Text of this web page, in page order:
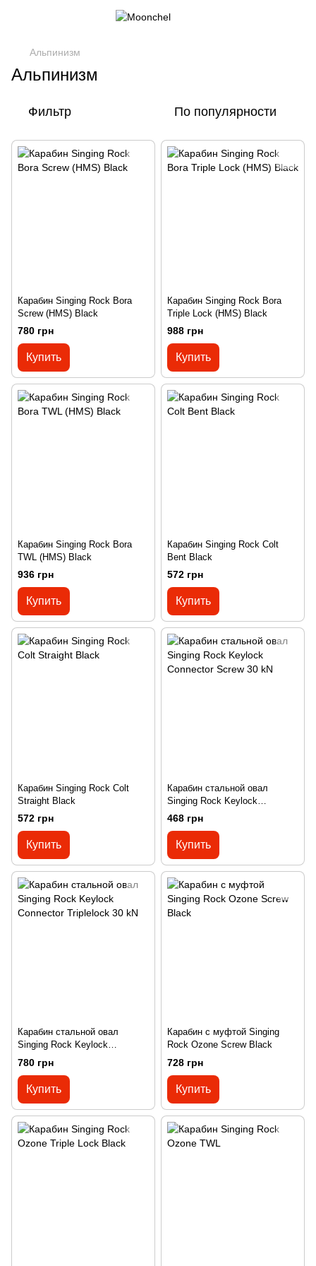
Альпинизм
Альпинизм
Фильтр По популярности
Карабин Singing Rock Bora
Screw (HMS) Black
780 грн
Купить
Карабин Singing Rock Bora
Triple Lock (HMS) Black
988 грн
Купить
Карабин Singing Rock Bora
TWL (HMS) Black
936 грн
Купить
Карабин Singing Rock Colt
Bent Black
572 грн
Купить
Карабин Singing Rock Colt
Straight Black
572 грн
Купить
Карабин стальной овал
Singing Rock Keylock
Connector Screw 30 kN
468 грн
Купить
Карабин стальной овал
Singing Rock Keylock
Connector Triplelock 30 kN
780 грн
Купить
Карабин с муфтой Singing
Rock Ozone Screw Black
728 грн
Купить